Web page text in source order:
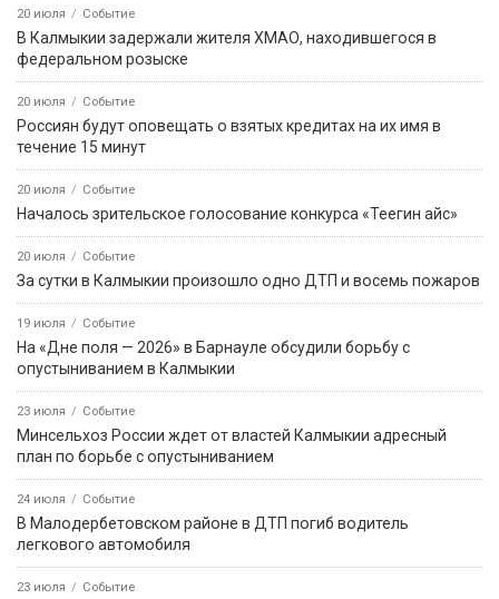
20 июля Событие
В Калмыкии задержали жителя ХМАО, находившегося в
федеральном розыске
20 июля Событие
Россиян будут оповещать о взятых кредитах на их имя в
течение 15 минут
20 июля Событие
Началось зрительское голосование конкурса «Теегин айс»
20 июля Событие
За сутки в Калмыкии произошло одно ДТП и восемь пожаров
19 июля Событие
На «Дне поля — 2026» в Барнауле обсудили борьбу с
опустыниванием в Калмыкии
23 июля Событие
Минсельхоз России ждет от властей Калмыкии адресный
план по борьбе с опустыниванием
24 июля Событие
В Малодербетовском районе в ДТП погиб водитель
легкового автомобиля
23 июля Событие